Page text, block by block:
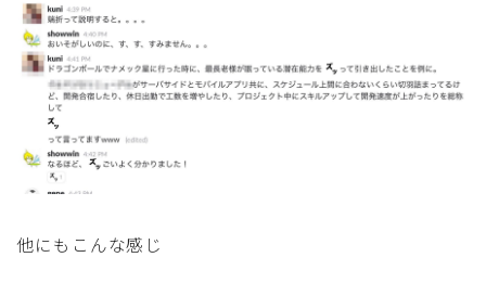
他にもこんな感じ